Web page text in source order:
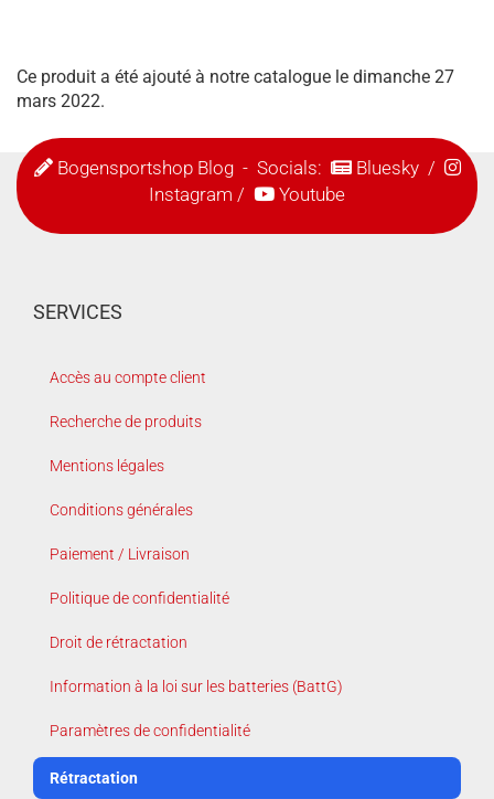
Ce produit a été ajouté à notre catalogue le dimanche 27
mars 2022.
Bogensportshop Blog- Socials: Bluesky/
Instagram / Youtube
SERVICES
Accès au compte client
Recherche de produits
Mentions légales
Conditions générales
Paiement / Livraison
Politique de confidentialité
Droit de rétractation
Information à la loi sur les batteries (BattG)
Paramètres de confidentialité
Rétractation